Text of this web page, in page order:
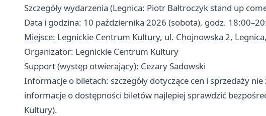
Szczegóły wydarzenia (Legnica: Piotr Bałtroczyk stand up
Data i godzina: 10 października 2026 (sobota), godz.
Miejsce: Legnickie Centrum Kultury, ul. Chojnowska 2,
Organizator: Legnickie Centrum Kultury
Support (występ otwierający): Cezary Sadowski
Informacje o biletach: szczegóły dotyczące cen i sprzedaży
informacje o dostępności biletów najlepiej sprawdzić
Kultury).